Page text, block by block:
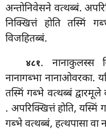
अन्तोनिवेसने वत्थब्बं.
निक्खित्तं होति तस्मिं
विजहितब्बं.
४८१. नानाकुलस्स
नानागब्भा नानाओवरका.
तस्मिं गब्भे वत्थब्बं द्वारमूले
. अपरिक्खित्तं होति, यस्मिं
गब्भे वत्थब्बं, हत्थपासा वा